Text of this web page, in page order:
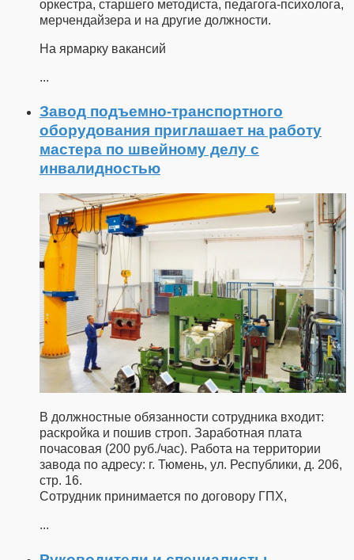
оркестра, старшего методиста, педагога-психолога,
мерчендайзера и на другие должности.
На ярмарку вакансий
...
Завод подъемно-транспортного
оборудования приглашает на работу
мастера по швейному делу с
инвалидностью
В должностные обязанности сотрудника входит:
раскройка и пошив строп. Заработная плата
почасовая (200 руб./час). Работа на территории
завода по адресу: г. Тюмень, ул. Республики, д. 206,
стр. 16.
Сотрудник принимается по договору ГПХ,
...